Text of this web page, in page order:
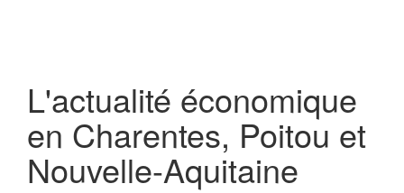
L'actualité économique
en Charentes, Poitou et
Nouvelle-Aquitaine